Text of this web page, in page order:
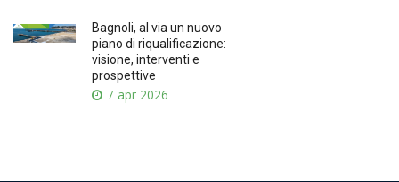
Bagnoli, al via un nuovo
piano di riqualificazione:
visione, interventi e
prospettive
7 apr 2026